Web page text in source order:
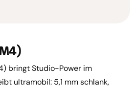
bringt Studio-Power im
ultramobil: 5,1 mm schlank,